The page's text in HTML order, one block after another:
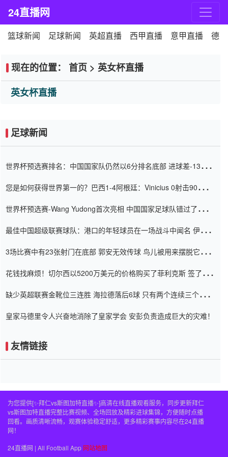
24直播网
篮球新闻 足球新闻 英超直播 西甲直播 意甲直播 德
现在的位置： 首页 > 英女杯直播
英女杯直播
足球新闻
世界杯预选赛排名：中国国家队仍然以6分排名底部 进球差-13令人
您是如何获得世界第一的？巴西1-4阿根廷：Vinicius 0射击90分钟
世界杯预选赛-Wang Yudong首次亮相 中国国家足球队错过了世界
最佳中国超级联赛球队：港口的年轻球员在一场战斗中闻名 伊万放
3场比赛中有23张射门在底部 郭安无效传球 鸟儿被用来摆脱它
花钱找麻烦！切尔西以5200万美元的价格购买了菲利克斯 签了7年
缺少英超联赛金靴位三连胜 海拉德落后6球 只有两个连续三个连续
皇家马德里令人兴奋地消除了皇家学会 安彭负责造成巨大的灾难！
友情链接
为您提供[✨拜仁vs斯图加特直播✨]高清在线直播观看服务，同步更新拜仁
vs斯图加特直播完整比赛视频、全场回放及精彩进球集锦，方便随时点播
回看。画质清晰流畅，观赛体验稳定舒适，更多精彩赛事内容尽在24直播
网！
24直播网 | All Football App 网站地图